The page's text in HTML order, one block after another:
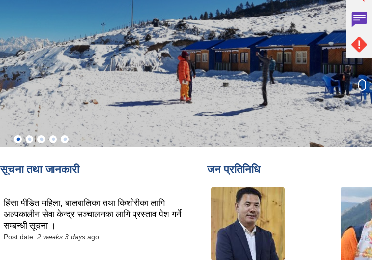
सूचना तथा जानकारी
हिंसा पीडित महिला, बालबालिका तथा किशोरीका लागि
अल्पकालीन सेवा केन्द्र सञ्चालनका लागि प्रस्ताव पेश गर्ने
सम्बन्धी सूचना ।
Post date: 2 weeks 3 days ago
जन प्रतिनिधि